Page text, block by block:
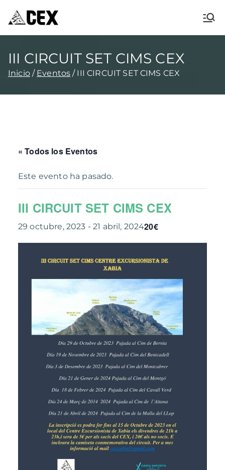
III CIRCUIT SET CIMS CEX
Inicio Eventos III CIRCUIT SET CIMS CEX
« Todos los Eventos
Este evento ha pasado.
III CIRCUIT SET CIMS CEX
29 octubre, 2023 -21 abril, 202420€